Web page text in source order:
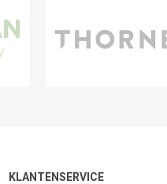
KLANTENSERVICE